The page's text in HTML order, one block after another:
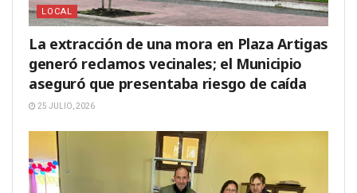
LOCAL
La extracción de una mora en Plaza Artigas
generó reclamos vecinales; el Municipio
aseguró que presentaba riesgo de caída
25 JULIO, 2026